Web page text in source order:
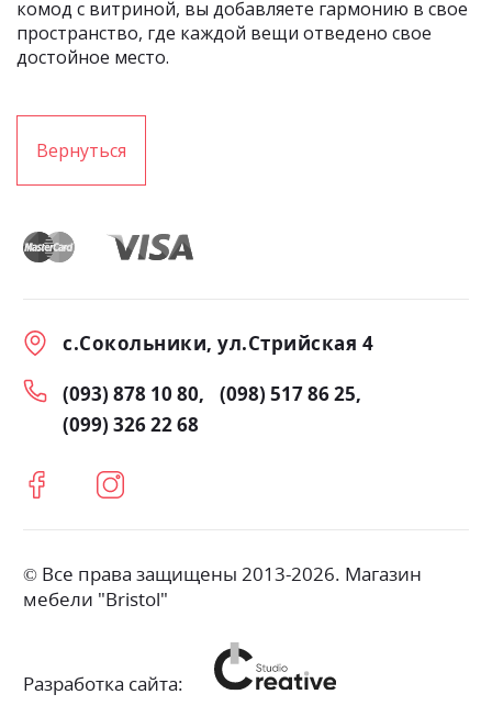
комод с витриной, вы добавляете гармонию в свое
пространство, где каждой вещи отведено свое
достойное место.
Вернуться
с.Сокольники, ул.Стрийская 4
(093) 878 10 80
(098) 517 86 25
(099) 326 22 68
© Все права защищены 2013-2026. Магазин
мебели "Bristol"
Разработка сайта: